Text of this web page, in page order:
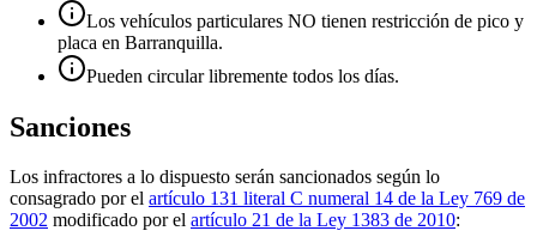
Los vehículos particulares NO tienen restricción de pico y
placa en Barranquilla.
Pueden circular libremente todos los días.
Sanciones
Los infractores a lo dispuesto serán sancionados según lo
consagrado por el artículo 131 literal C numeral 14 de la Ley 769 de
2002 modificado por el artículo 21 de la Ley 1383 de 2010: